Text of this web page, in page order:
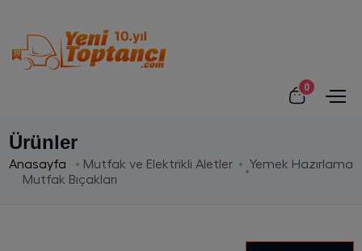
0
Ürünler
Anasayfa Mutfak ve Elektrikli Aletler
Yemek Hazırlama
Mutfak Bıçakları